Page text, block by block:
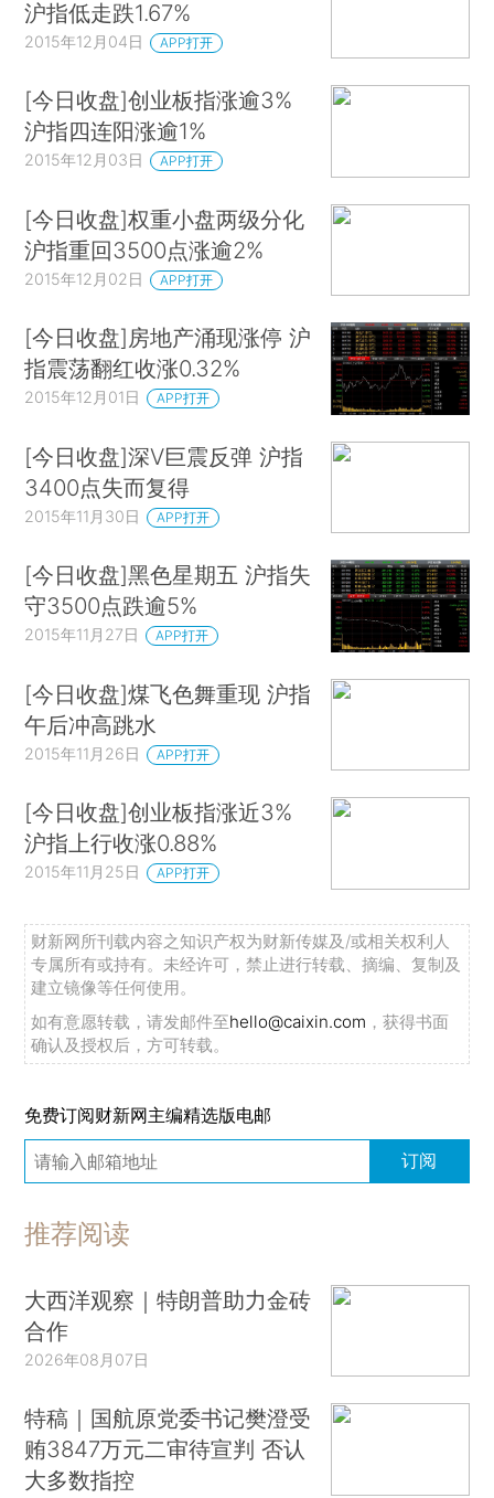
沪指低走跌1.67%
2015年12月04日 APP打开
[今日收盘]创业板指涨逾3%
沪指四连阳涨逾1%
2015年12月03日 APP打开
[今日收盘]权重小盘两级分化
沪指重回3500点涨逾2%
2015年12月02日 APP打开
[今日收盘]房地产涌现涨停 沪
指震荡翻红收涨0.32%
2015年12月01日 APP打开
[今日收盘]深V巨震反弹 沪指
3400点失而复得
2015年11月30日 APP打开
[今日收盘]黑色星期五 沪指失
守3500点跌逾5%
2015年11月27日 APP打开
[今日收盘]煤飞色舞重现 沪指
午后冲高跳水
2015年11月26日 APP打开
[今日收盘]创业板指涨近3%
沪指上行收涨0.88%
2015年11月25日 APP打开
财新网所刊载内容之知识产权为财新传媒及/或相关权利人
专属所有或持有。未经许可，禁止进行转载、摘编、复制及
建立镜像等任何使用。
如有意愿转载，请发邮件至hello@caixin.com ，获得书面
确认及授权后，方可转载。
免费订阅财新网主编精选版电邮
订阅
推荐阅读
大西洋观察｜特朗普助力金砖
合作
2026年08月07日
特稿｜国航原党委书记樊澄受
贿3847万元二审待宣判 否认
大多数指控